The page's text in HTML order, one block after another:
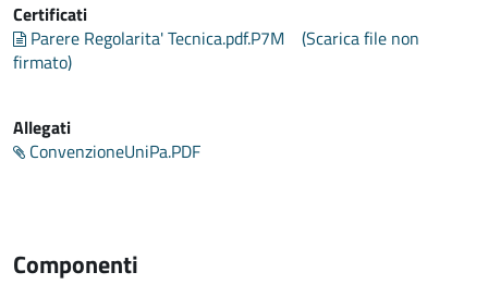
Certificati
Parere Regolarita' Tecnica.pdf.P7M
(Scarica file non
firmato)
Allegati
ConvenzioneUniPa.PDF
Componenti